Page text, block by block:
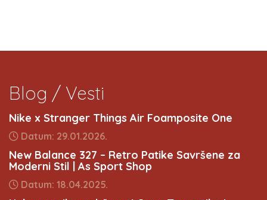
Blog / Vesti
Nike x Stranger Things Air Foamposite One
Datum: 29.01.2026.
New Balance 327 – Retro Patike Savršene za
Moderni Stil | As Sport Shop
Datum: 18.04.2025.